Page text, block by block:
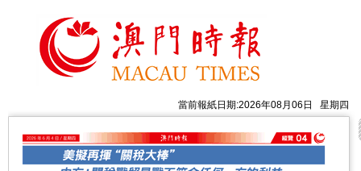
當前報紙日期:2026年08月06日 星期四